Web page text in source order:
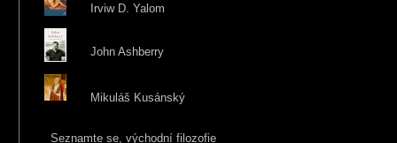
Irviw D. Yalom
John Ashberry
Mikuláš Kusánský
Seznamte se, východní filozofie